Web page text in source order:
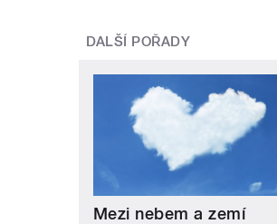
DALŠÍ POŘADY
Mezi nebem a zemí